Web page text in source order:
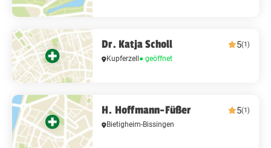
Dr. Katja Scholl 5(1)
Kupferzell ● geöffnet
H. Hoffmann-Füßer 5(1)
Bietigheim-Bissingen